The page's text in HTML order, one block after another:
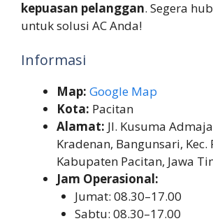
kepuasan pelanggan. Segera
untuk solusi AC Anda!
Informasi
Map: Google Map
Kota: Pacitan
Alamat: Jl. Kusuma
Kradenan, Bangunsari, Kec.
Kabupaten Pacitan, Jawa
Jam Operasional:
Jumat: 08.30–17.00
Sabtu: 08.30–17.00